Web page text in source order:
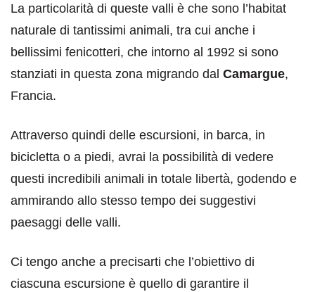
La particolarità di queste valli è che sono l’habitat
naturale di tantissimi animali, tra cui anche i
bellissimi fenicotteri, che intorno al 1992 si sono
stanziati in questa zona migrando dal Camargue,
Francia.
Attraverso quindi delle escursioni, in barca, in
bicicletta o a piedi, avrai la possibilità di vedere
questi incredibili animali in totale libertà, godendo e
ammirando allo stesso tempo dei suggestivi
paesaggi delle valli.
Ci tengo anche a precisarti che l’obiettivo di
ciascuna escursione è quello di garantire il